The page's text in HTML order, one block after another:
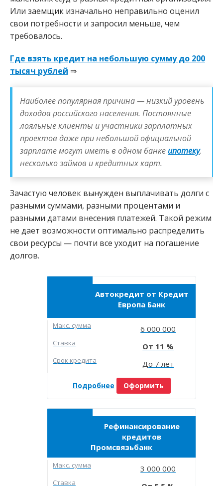
Или заемщик изначально неправильно оценил
свои потребности и запросил меньше, чем
требовалось.
Где взять кредит на небольшую сумму до 200
тысяч рублей ⇒
Наиболее популярная причина — низкий уровень
доходов российского населения. Постоянные
лояльные клиенты и участники зарплатных
проектов даже при небольшой официальной
зарплате могут иметь в одном банке ипотеку,
несколько займов и кредитных карт.
Зачастую человек вынужден выплачивать долги с
разными суммами, разными процентами и
разными датами внесения платежей. Такой режим
не дает возможности оптимально распределить
свои ресурсы — почти все уходит на погашение
долгов.
Автокредит от Кредит
Европа Банк
Макc. сумма 6 000 000
Ставка 11
Срок кредита До 7 лет
Подробнее Оформить
Рефинансирование
кредитов
Промсвязьбанк
Макc. сумма 3 000 000
Ставка